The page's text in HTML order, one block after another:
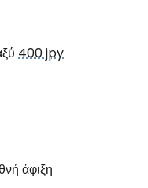
400 jpy
άφιξη